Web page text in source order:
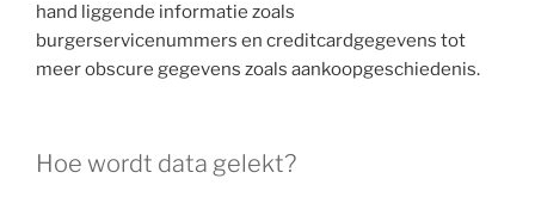
hand liggende informatie zoals
burgerservicenummers en creditcardgegevens tot
meer obscure gegevens zoals aankoopgeschiedenis.
Hoe wordt data gelekt?